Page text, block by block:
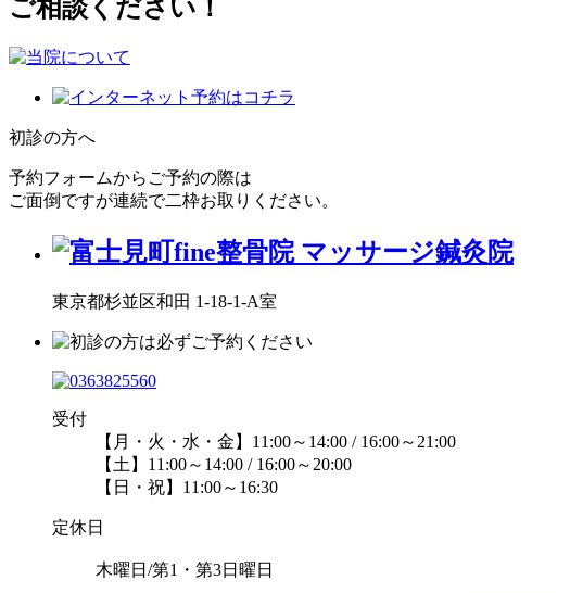
ご相談ください！
初診の方へ
予約フォームからご予約の際は
ご面倒ですが連続で二枠お取りください。
東京都杉並区和田 1-18-1-A室
受付
【月・火・水・金】11:00～14:00 / 16:00～21:00
【土】11:00～14:00 / 16:00～20:00
【日・祝】11:00～16:30
定休日
木曜日/第1・第3日曜日